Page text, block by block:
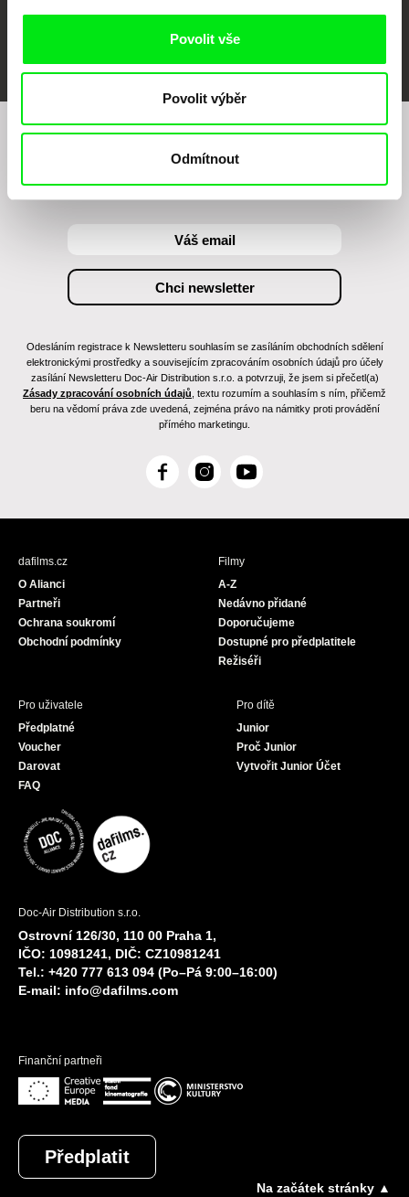
Povolit vše
Povolit výběr
Odmítnout
MFDF Ji.hlava
Chcete být pravidelně informováni o našem
Odesláním registrace k Newsletteru souhlasím se zasíláním obchodních sdělení
elektronickými prostředky a souvisejícím zpracováním osobních údajů pro účely
zasílání Newsletteru Doc-Air Distribution s.r.o. a potvrzuji, že jsem si přečetl(a)
Zásady zpracování osobních údajů , textu rozumím a souhlasím s ním, přičemž
beru na vědomí práva zde uvedená, zejména právo na námitky proti provádění
přímého marketingu.
F
c
I
s
Y
u
dafilms.cz
O Alianci
Partneři
Ochrana soukromí
Obchodní podmínky
Filmy
A-Z
Nedávno přidané
Doporučujeme
Dostupné pro předplatitele
Režiséři
Pro uživatele
Předplatné
Voucher
Darovat
FAQ
Pro dítě
Junior
Proč Junior
Vytvořit Junior Účet
Doc-Air Distribution s.r.o.
Ostrovní 126/30, 110 00 Praha 1,
IČO: 10981241, DIČ: CZ10981241
Tel.: +420 777 613 094 (Po–Pá 9:00–16:00)
E-mail: info@dafilms.com
Finanční partneři
Předplatit
Na začátek stránky ▲